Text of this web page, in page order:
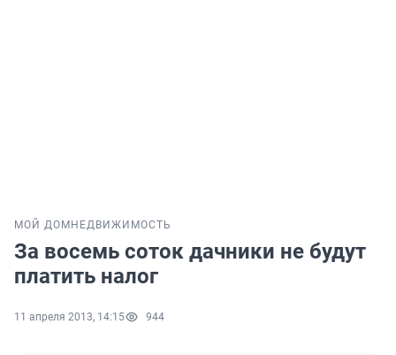
МОЙ ДОМ НЕДВИЖИМОСТЬ
За восемь соток дачники не будут
платить налог
11 апреля 2013, 14:15 944